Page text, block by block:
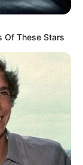
Of These Stars